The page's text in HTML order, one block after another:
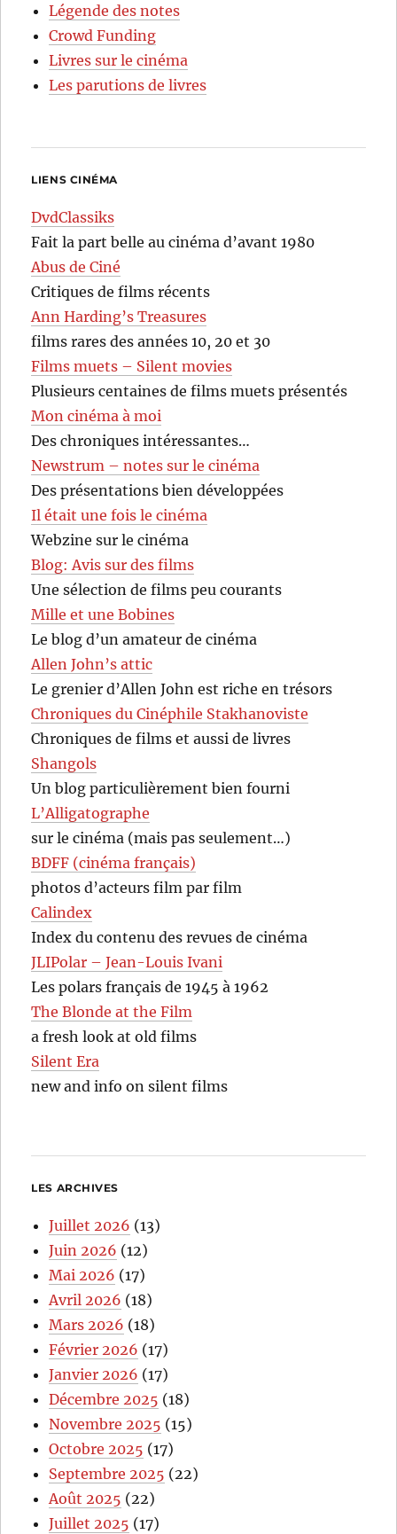
Légende des notes
Crowd Funding
Livres sur le cinéma
Les parutions de livres
LIENS CINÉMA
DvdClassiks
Fait la part belle au cinéma d’avant 1980
Abus de Ciné
Critiques de films récents
Ann Harding’s Treasures
films rares des années 10, 20 et 30
Films muets – Silent movies
Plusieurs centaines de films muets présentés
Mon cinéma à moi
Des chroniques intéressantes…
Newstrum – notes sur le cinéma
Des présentations bien développées
Il était une fois le cinéma
Webzine sur le cinéma
Blog: Avis sur des films
Une sélection de films peu courants
Mille et une Bobines
Le blog d’un amateur de cinéma
Allen John’s attic
Le grenier d’Allen John est riche en trésors
Chroniques du Cinéphile Stakhanoviste
Chroniques de films et aussi de livres
Shangols
Un blog particulièrement bien fourni
L’Alligatographe
sur le cinéma (mais pas seulement…)
BDFF (cinéma français)
photos d’acteurs film par film
Calindex
Index du contenu des revues de cinéma
JLIPolar – Jean-Louis Ivani
Les polars français de 1945 à 1962
The Blonde at the Film
a fresh look at old films
Silent Era
new and info on silent films
LES ARCHIVES
Juillet 2026 (13)
Juin 2026 (12)
Mai 2026 (17)
Avril 2026 (18)
Mars 2026 (18)
Février 2026 (17)
Janvier 2026 (17)
Décembre 2025 (18)
Novembre 2025 (15)
Octobre 2025 (17)
Septembre 2025 (22)
Août 2025 (22)
Juillet 2025 (17)